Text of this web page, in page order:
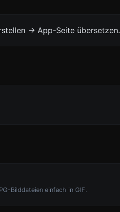
-> App-Seite übersetzen.
Bilddateien einfach in GIF.